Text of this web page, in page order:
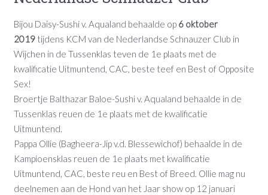
Bijou Daisy-Sushi v. Aqualand behaalde op 6 oktober
2019tijdens KCM van de Nederlandse Schnauzer Club in
Wijchen in de Tussenklas teven de 1e plaats met de
kwalificatie Uitmuntend, CAC, beste teef en Best of Opposite
Sex!
Broertje Balthazar Baloe-Sushi v. Aqualand behaalde in de
Tussenklas reuen de 1e plaats met de kwalificatie
Uitmuntend.
Pappa Ollie (Bagheera-Jip v.d. Blessewichof) behaalde in de
Kampioensklas reuen de 1e plaats met kwalificatie
Uitmuntend, CAC, beste reu en Best of Breed. Ollie mag nu
deelnemen aan de Hond van het Jaar show op 12 januari